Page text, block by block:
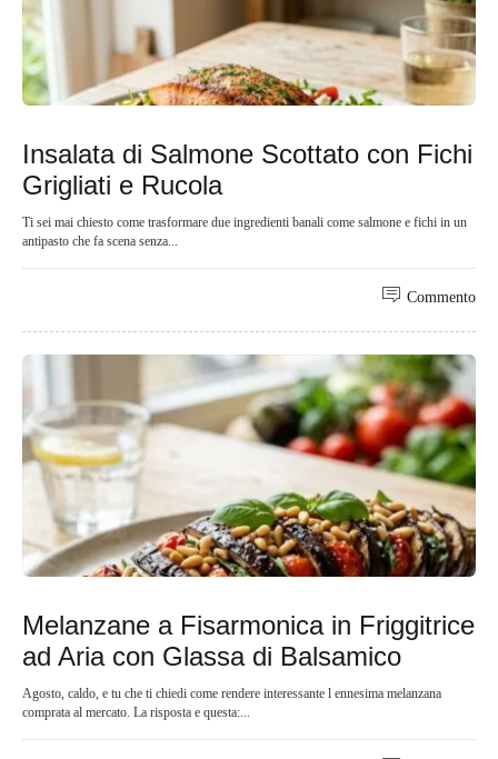
Insalata di Salmone Scottato con Fichi
Grigliati e Rucola
Ti sei mai chiesto come trasformare due ingredienti banali come salmone e fichi in un
antipasto che fa scena senza...
Commento
Melanzane a Fisarmonica in Friggitrice
ad Aria con Glassa di Balsamico
Agosto, caldo, e tu che ti chiedi come rendere interessante l ennesima melanzana
comprata al mercato. La risposta e questa:...